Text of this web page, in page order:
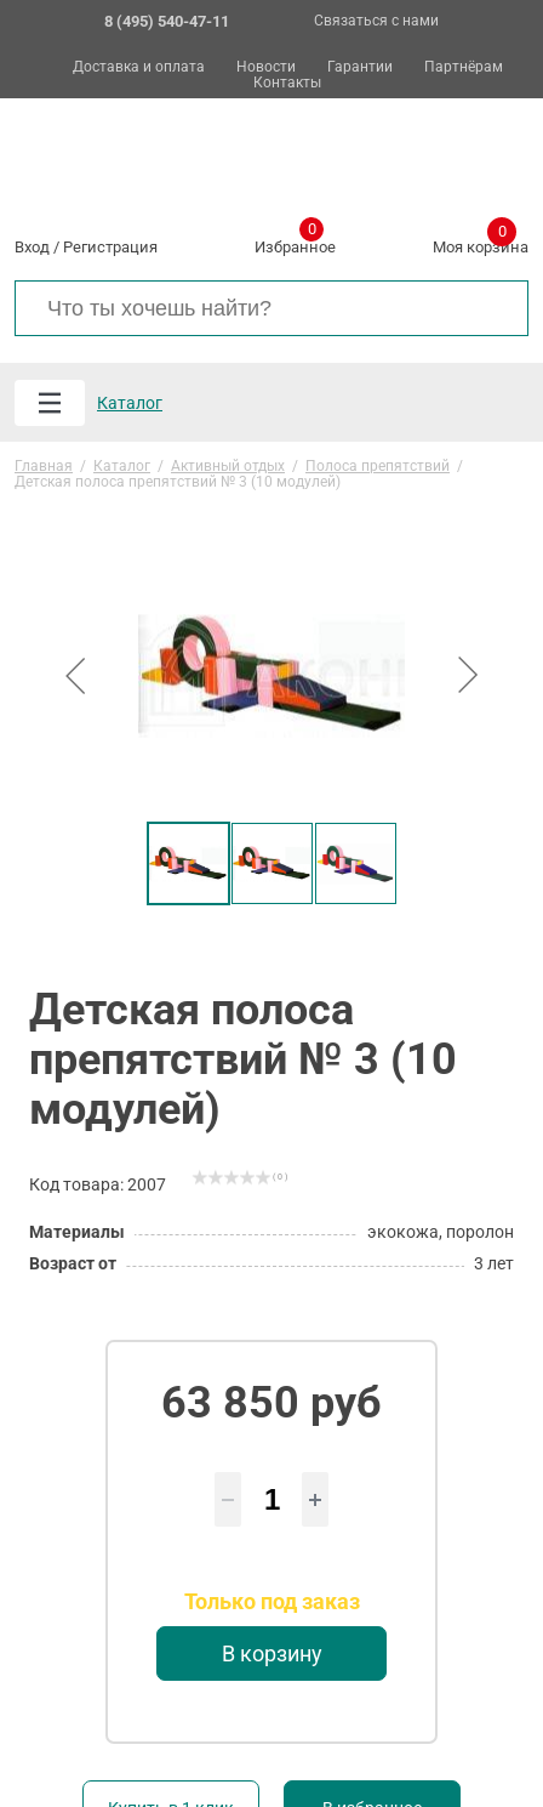
8 (495) 540-47-11 Связаться с нами
Доставка и оплата Новости Гарантии
Партнёрам
Контакты
Вход / Регистрация Избранное
0
Моя корзина
0
Каталог
Главная / Каталог / Активный отдых / Полоса препятствий /
Детская полоса препятствий № 3 (10 модулей)
Детская полоса
препятствий № 3 (10
модулей)
Код товара: 2007 ( 0 )
Материалы
экокожа, поролон
Возраст от
3 лет
63 850 руб
Только под заказ
В корзину